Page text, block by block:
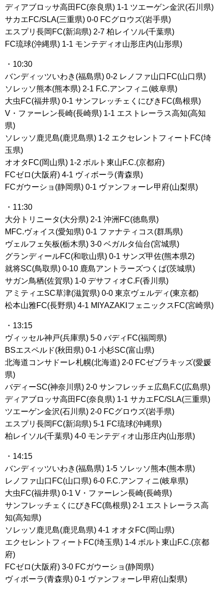
ディアブロッサ高田FC(奈良県) 1-1 ツエーゲン金沢(石川県)
サカエFC/SLA(三重県) 0-0 FCグロウズ(岩手県)
エスプリ長岡FC(新潟県) 2-7 柏レイソル(千葉県)
FC琉球(沖縄県) 1-1 モンテディオ山形庄内(山形県)
・10:30
バンディッツいわき(福島県) 0-2 レノファ山口FC(山口県)
ソレッソ熊本(熊本県) 2-1 F.C.アンフィニ(岐阜県)
大虫FC(福井県) 0-1 サンフレッチェくにびきFC(島根県)
V・ファーレン長崎(長崎県) 1-1 エストレーラス高知(高知
県)
ソレッソ鹿児島(鹿児島県) 1-2 エクセレントフィートFC(埼
玉県)
オオタFC(岡山県) 1-2 ボルト東山F.C.(京都府)
FCゼロ(大阪府) 4-1 ヴィボーラ(青森県)
FCガウーショ(静岡県) 0-1 ヴァンフォーレ甲府(山梨県)
・11:30
大分トリニータ(大分県) 2-1 沖洲FC(徳島県)
MFC.ヴォイス(愛知県) 0-1 ファナティコス(群馬県)
ヴェルフェ矢板(栃木県) 3-0 ベガルタ仙台(宮城県)
グランディールFC(和歌山県) 0-1 サンズ甲佐(熊本県2)
就将SC(鳥取県) 0-10 鹿島アントラーズつくば(茨城県)
サガン鳥栖(佐賀県) 1-0 デサフィオC.F(香川県)
アミティエSC草津(滋賀県) 0-0 東京ヴェルディ(東京都)
松本山雅FC(長野県) 4-1 MIYAZAKIフェニックスFC(宮崎県)
・13:15
ヴィッセル神戸(兵庫県) 5-0 バディFC(福岡県)
BSエスペルド(秋田県) 0-1 小杉SC(富山県)
北海道コンサドーレ札幌(北海道) 2-0 FCゼブラキッズ(愛媛
県)
バディーSC(神奈川県) 2-0 サンフレッチェ広島F.C(広島県)
ディアブロッサ高田FC(奈良県) 1-1 サカエFC/SLA(三重県)
ツエーゲン金沢(石川県) 2-0 FCグロウズ(岩手県)
エスプリ長岡FC(新潟県) 5-1 FC琉球(沖縄県)
柏レイソル(千葉県) 4-0 モンテディオ山形庄内(山形県)
・14:15
バンディッツいわき(福島県) 1-5 ソレッソ熊本(熊本県)
レノファ山口FC(山口県) 6-0 F.C.アンフィニ(岐阜県)
大虫FC(福井県) 0-1 V・ファーレン長崎(長崎県)
サンフレッチェくにびきFC(島根県) 2-1 エストレーラス高
知(高知県)
ソレッソ鹿児島(鹿児島県) 4-1 オオタFC(岡山県)
エクセレントフィートFC(埼玉県) 1-4 ボルト東山F.C.(京都
府)
FCゼロ(大阪府) 3-0 FCガウーショ(静岡県)
ヴィボーラ(青森県) 0-1 ヴァンフォーレ甲府(山梨県)